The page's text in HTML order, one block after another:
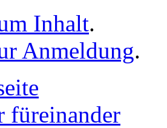
Inhalt.
Anmeldung.
füreinander